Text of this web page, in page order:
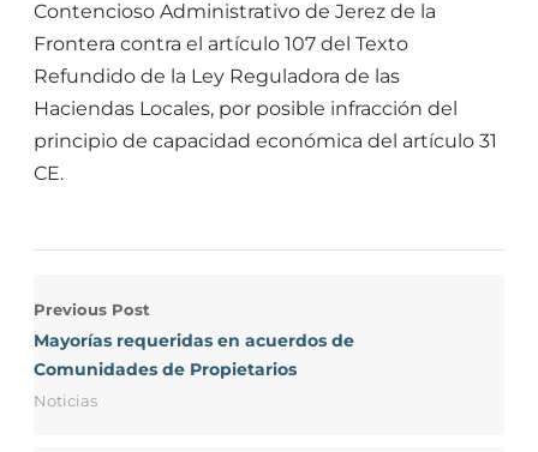
Contencioso Administrativo de Jerez de la
Frontera contra el artículo 107 del Texto
Refundido de la Ley Reguladora de las
Haciendas Locales, por posible infracción del
principio de capacidad económica del artículo 31
CE.
Previous Post
Mayorías requeridas en acuerdos de
Comunidades de Propietarios
Noticias